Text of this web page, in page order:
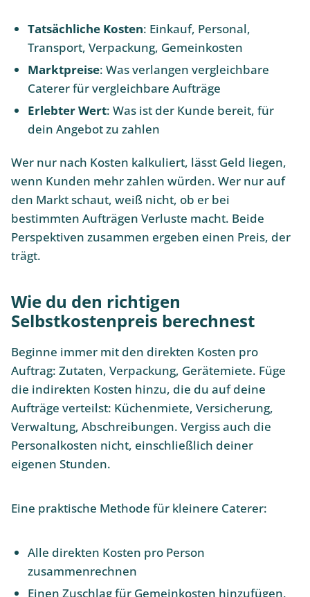
Tatsächliche Kosten: Einkauf, Personal,
Transport, Verpackung, Gemeinkosten
Marktpreise: Was verlangen vergleichbare
Caterer für vergleichbare Aufträge
Erlebter Wert: Was ist der Kunde bereit, für
dein Angebot zu zahlen
Wer nur nach Kosten kalkuliert, lässt Geld liegen,
wenn Kunden mehr zahlen würden. Wer nur auf
den Markt schaut, weiß nicht, ob er bei
bestimmten Aufträgen Verluste macht. Beide
Perspektiven zusammen ergeben einen Preis, der
trägt.
Wie du den richtigen
Selbstkostenpreis berechnest
Beginne immer mit den direkten Kosten pro
Auftrag: Zutaten, Verpackung, Gerätemiete. Füge
die indirekten Kosten hinzu, die du auf deine
Aufträge verteilst: Küchenmiete, Versicherung,
Verwaltung, Abschreibungen. Vergiss auch die
Personalkosten nicht, einschließlich deiner
eigenen Stunden.
Eine praktische Methode für kleinere Caterer:
Alle direkten Kosten pro Person
zusammenrechnen
Einen Zuschlag für Gemeinkosten hinzufügen,